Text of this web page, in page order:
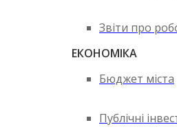
Звіти про
ЕКОНОМІКА
Бюджет міста
Публічні